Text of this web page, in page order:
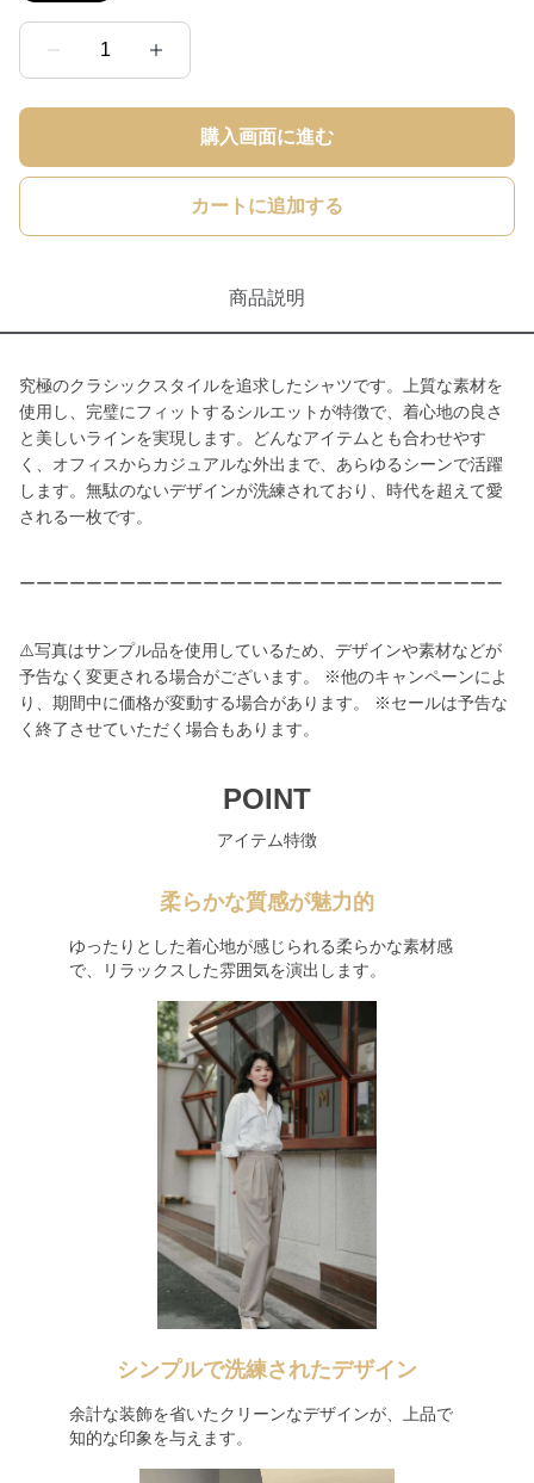
1
購入画面に進む
カートに追加する
商品説明
究極のクラシックスタイルを追求したシャツです。上質な素材を
使用し、完璧にフィットするシルエットが特徴で、着心地の良さ
と美しいラインを実現します。どんなアイテムとも合わせやす
く、オフィスからカジュアルな外出まで、あらゆるシーンで活躍
します。無駄のないデザインが洗練されており、時代を超えて愛
される一枚です。
ーーーーーーーーーーーーーーーーーーーーーーーーーーーーー
⚠️写真はサンプル品を使用しているため、デザインや素材などが
予告なく変更される場合がございます。 ※他のキャンペーンによ
り、期間中に価格が変動する場合があります。 ※セールは予告な
く終了させていただく場合もあります。
POINT
アイテム特徴
柔らかな質感が魅力的
ゆったりとした着心地が感じられる柔らかな素材感
で、リラックスした雰囲気を演出します。
シンプルで洗練されたデザイン
余計な装飾を省いたクリーンなデザインが、上品で
知的な印象を与えます。